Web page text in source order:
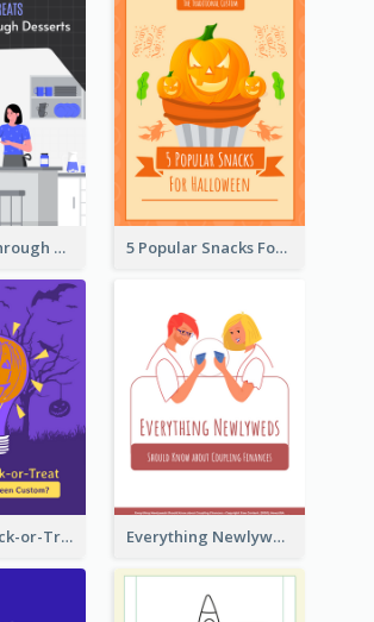
A Journey Through Desserts 5 Popular Snacks For Halloween
How Did Trick-or-Treat Became A Halloween Custom? Everything Newlyweds Should Know about Coupling Finances